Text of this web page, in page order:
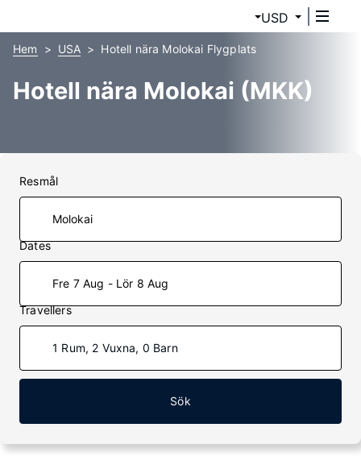
USD
Hem USA Hotell nära Molokai Flygplats
Hotell nära Molokai (MKK)
Resmål
Dates
Fre 7 Aug - Lör 8 Aug
Travellers
1 Rum, 2 Vuxna, 0 Barn
Sök